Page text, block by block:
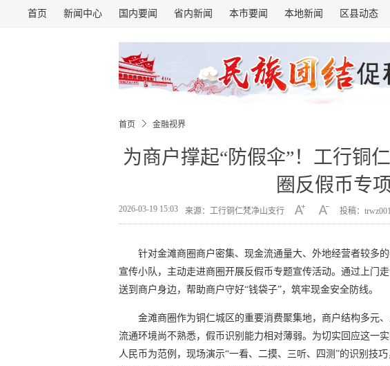
首页 新闻中心 国内要闻 省内新闻 本市要闻 本地新闻 区县动态
首页 金融视界
为商户撑起“防假伞”！工行铜
圈反假币专
2026-03-19 15:03 来源：工行铜仁梵净山支行 投稿：
针对金滩商圈商户密集、现金流通量大、外地经营者较多
宣传小队，主动走进商圈开展反假币专题宣传活动。通过上门
送到商户身边，帮助商户守好“钱袋子”，筑牢现金安全防线。
金滩商圈作为铜仁城区的重要消费聚集地，商户结构多元
流通环境尚不熟悉，假币识别能力相对薄弱。为切实回应这一
人民币为范例，现场演示“一看、二摸、三听、四测”的识别技